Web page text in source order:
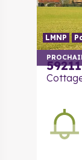
LMNP